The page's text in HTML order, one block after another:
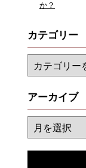
か？
カテゴリー
アーカイブ